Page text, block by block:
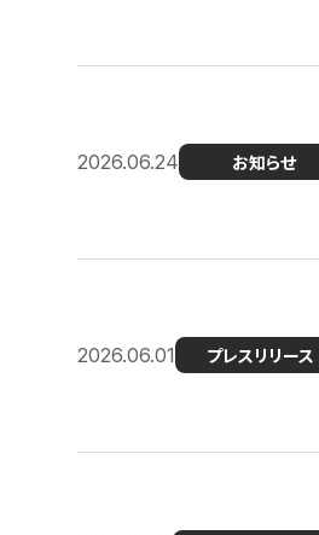
2026.06.24 お知らせ
2026.06.01 プレスリリース